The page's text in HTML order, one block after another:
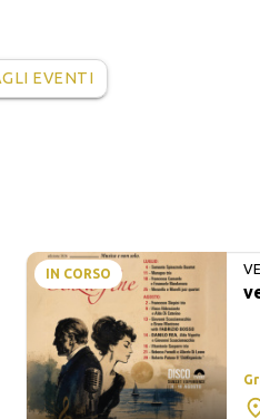
EVENTI
IN CORSO